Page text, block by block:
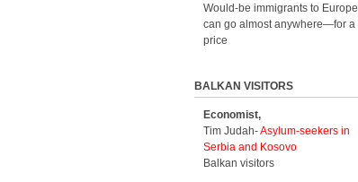
Would-be immigrants to Europe
can go almost anywhere—for a
price
BALKAN VISITORS
Economist,
Tim Judah-Asylum-seekers in
Serbia and Kosovo
Balkan visitors